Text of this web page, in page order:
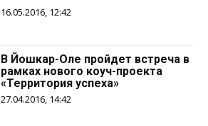
16.05.2016, 12:42
В Йошкар-Оле пройдет встреча в
рамках нового коуч-проекта
«Территория успеха»
27.04.2016, 14:42